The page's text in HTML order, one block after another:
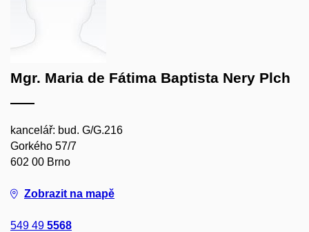
Mgr. Maria de Fátima Baptista Nery Plch
kancelář: bud. G/G.216
Gorkého 57/7
602 00 Brno
Zobrazit na mapě
549 49 5568